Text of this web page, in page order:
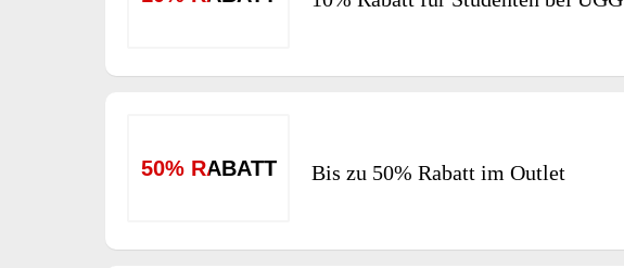
50% RABATT Bis zu 50% Rabatt im Outlet